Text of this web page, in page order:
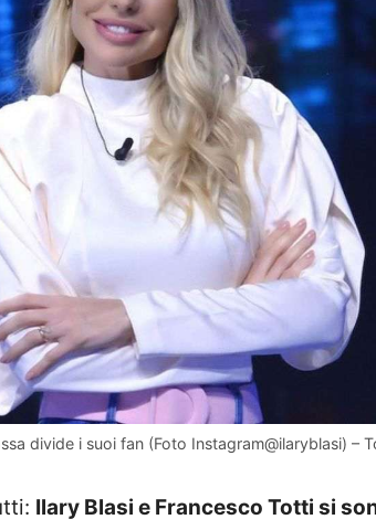
divide i suoi fan (Foto Instagram@ilaryblasi) –
Ilary Blasi e Francesco Totti si